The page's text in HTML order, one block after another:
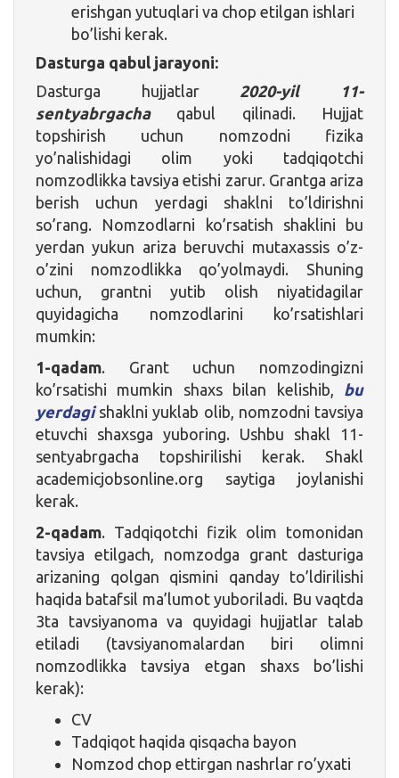
erishgan yutuqlari va chop etilgan ishlari
bo’lishi kerak.
Dasturga qabul jarayoni:
Dasturga hujjatlar 2020-yil 11-
sentyabrgachaqabul qilinadi. Hujjat
topshirish uchun nomzodni fizika
yo’nalishidagi olim yoki tadqiqotchi
nomzodlikka tavsiya etishi zarur. Grantga ariza
berish uchun yerdagi shaklni to’ldirishni
so’rang. Nomzodlarni ko’rsatish shaklini bu
yerdan yukun ariza beruvchi mutaxassis o’z-
o’zini nomzodlikka qo’yolmaydi. Shuning
uchun, grantni yutib olish niyatidagilar
quyidagicha nomzodlarini ko’rsatishlari
mumkin:
1-qadam. Grant uchun nomzodingizni
ko’rsatishi mumkin shaxs bilan kelishib,
bu
yerdagishaklni yuklab olib, nomzodni tavsiya
etuvchi shaxsga yuboring. Ushbu shakl 11-
sentyabrgacha topshirilishi kerak. Shakl
academicjobsonline.org saytiga joylanishi
kerak.
2-qadam. Tadqiqotchi fizik olim tomonidan
tavsiya etilgach, nomzodga grant dasturiga
arizaning qolgan qismini qanday to’ldirilishi
haqida batafsil ma’lumot yuboriladi. Bu vaqtda
3ta tavsiyanoma va quyidagi hujjatlar talab
etiladi (tavsiyanomalardan biri olimni
nomzodlikka tavsiya etgan shaxs bo’lishi
kerak):
CV
Tadqiqot haqida qisqacha bayon
Nomzod chop ettirgan nashrlar ro’yxati